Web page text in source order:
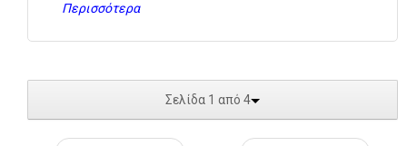
Περισσότερα
Σελίδα 1 από 4